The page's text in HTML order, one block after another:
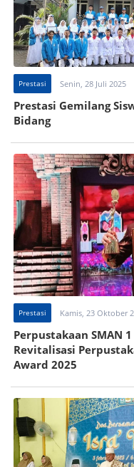
Prestasi Senin, 28 Juli 2025
Prestasi Gemilang
Bidang
Prestasi Kamis, 23 Oktober
Perpustakaan SMAN
Revitalisasi
Award 2025